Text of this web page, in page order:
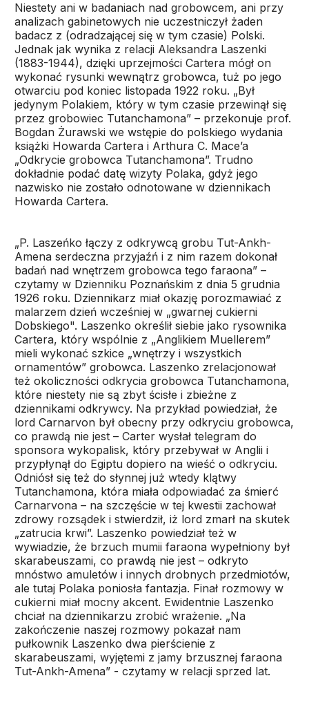
Niestety ani w badaniach nad grobowcem, ani przy
analizach gabinetowych nie uczestniczył żaden
badacz z (odradzającej się w tym czasie) Polski.
Jednak jak wynika z relacji Aleksandra Laszenki
(1883-1944), dzięki uprzejmości Cartera mógł on
wykonać rysunki wewnątrz grobowca, tuż po jego
otwarciu pod koniec listopada 1922 roku. „Był
jedynym Polakiem, który w tym czasie przewinął się
przez grobowiec Tutanchamona” – przekonuje prof.
Bogdan Żurawski we wstępie do polskiego wydania
książki Howarda Cartera i Arthura C. Mace’a
„Odkrycie grobowca Tutanchamona”. Trudno
dokładnie podać datę wizyty Polaka, gdyż jego
nazwisko nie zostało odnotowane w dziennikach
Howarda Cartera.
„P. Laszeńko łączy z odkrywcą grobu Tut-Ankh-
Amena serdeczna przyjaźń i z nim razem dokonał
badań nad wnętrzem grobowca tego faraona” –
czytamy w Dzienniku Poznańskim z dnia 5 grudnia
1926 roku. Dziennikarz miał okazję porozmawiać z
malarzem dzień wcześniej w „gwarnej cukierni
Dobskiego". Laszenko określił siebie jako rysownika
Cartera, który wspólnie z „Anglikiem Muellerem”
mieli wykonać szkice „wnętrzy i wszystkich
ornamentów” grobowca. Laszenko zrelacjonował
też okoliczności odkrycia grobowca Tutanchamona,
które niestety nie są zbyt ścisłe i zbieżne z
dziennikami odkrywcy. Na przykład powiedział, że
lord Carnarvon był obecny przy odkryciu grobowca,
co prawdą nie jest – Carter wysłał telegram do
sponsora wykopalisk, który przebywał w Anglii i
przypłynął do Egiptu dopiero na wieść o odkryciu.
Odniósł się też do słynnej już wtedy klątwy
Tutanchamona, która miała odpowiadać za śmierć
Carnarvona – na szczęście w tej kwestii zachował
zdrowy rozsądek i stwierdził, iż lord zmarł na skutek
„zatrucia krwi”. Laszenko powiedział też w
wywiadzie, że brzuch mumii faraona wypełniony był
skarabeuszami, co prawdą nie jest – odkryto
mnóstwo amuletów i innych drobnych przedmiotów,
ale tutaj Polaka poniosła fantazja. Finał rozmowy w
cukierni miał mocny akcent. Ewidentnie Laszenko
chciał na dziennikarzu zrobić wrażenie. „Na
zakończenie naszej rozmowy pokazał nam
pułkownik Laszenko dwa pierścienie z
skarabeuszami, wyjętemi z jamy brzusznej faraona
Tut-Ankh-Amena” - czytamy w relacji sprzed lat.